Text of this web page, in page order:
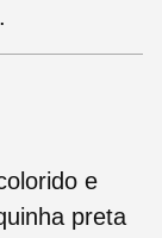
e
preta